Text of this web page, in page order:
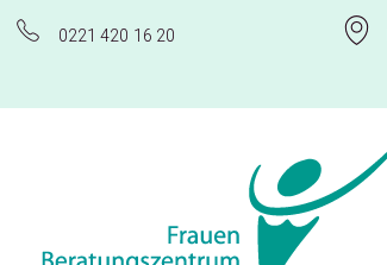
0221 420 16 20